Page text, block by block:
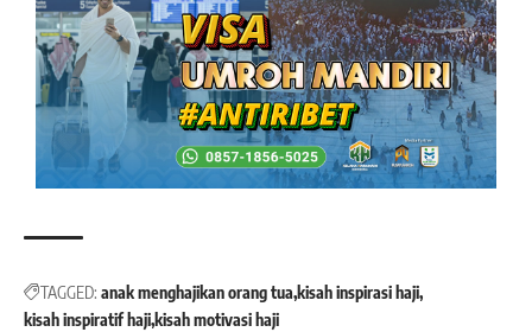
TAGGED: anak menghajikan orang tua kisah inspirasi haji
kisah inspiratif haji kisah motivasi haji